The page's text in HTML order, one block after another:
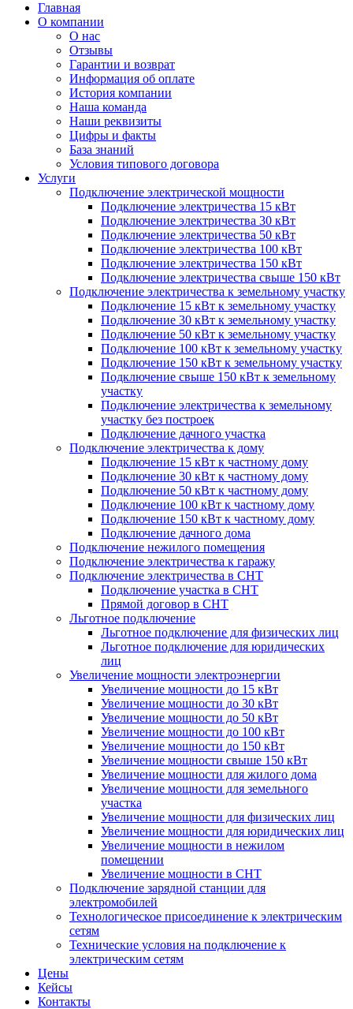
Главная
О компании
О нас
Отзывы
Гарантии и возврат
Информация об оплате
История компании
Наша команда
Наши реквизиты
Цифры и факты
База знаний
Условия типового договора
Услуги
Подключение электрической мощности
Подключение электричества 15 кВт
Подключение электричества 30 кВт
Подключение электричества 50 кВт
Подключение электричества 100 кВт
Подключение электричества 150 кВт
Подключение электричества свыше 150 кВт
Подключение электричества к земельному участку
Подключение 15 кВт к земельному участку
Подключение 30 кВт к земельному участку
Подключение 50 кВт к земельному участку
Подключение 100 кВт к земельному участку
Подключение 150 кВт к земельному участку
Подключение свыше 150 кВт к земельному
участку
Подключение электричества к земельному
участку без построек
Подключение дачного участка
Подключение электричества к дому
Подключение 15 кВт к частному дому
Подключение 30 кВт к частному дому
Подключение 50 кВт к частному дому
Подключение 100 кВт к частному дому
Подключение 150 кВт к частному дому
Подключение дачного дома
Подключение нежилого помещения
Подключение электричества к гаражу
Подключение электричества в СНТ
Подключение участка в СНТ
Прямой договор в СНТ
Льготное подключение
Льготное подключение для физических лиц
Льготное подключение для юридических
лиц
Увеличение мощности электроэнергии
Увеличение мощности до 15 кВт
Увеличение мощности до 30 кВт
Увеличение мощности до 50 кВт
Увеличение мощности до 100 кВт
Увеличение мощности до 150 кВт
Увеличение мощности свыше 150 кВт
Увеличение мощности для жилого дома
Увеличение мощности для земельного
участка
Увеличение мощности для физических лиц
Увеличение мощности для юридических лиц
Увеличение мощности в нежилом
помещении
Увеличение мощности в СНТ
Подключение зарядной станции для
электромобилей
Технологическое присоединение к электрическим
сетям
Технические условия на подключение к
электрическим сетям
Цены
Кейсы
Контакты